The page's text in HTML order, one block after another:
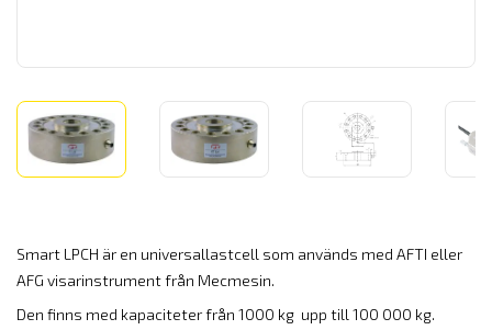
Smart LPCH är en universallastcell som används med AFTI eller
AFG visarinstrument från Mecmesin.
Den finns med kapaciteter från 1000 kg upp till 100 000 kg.